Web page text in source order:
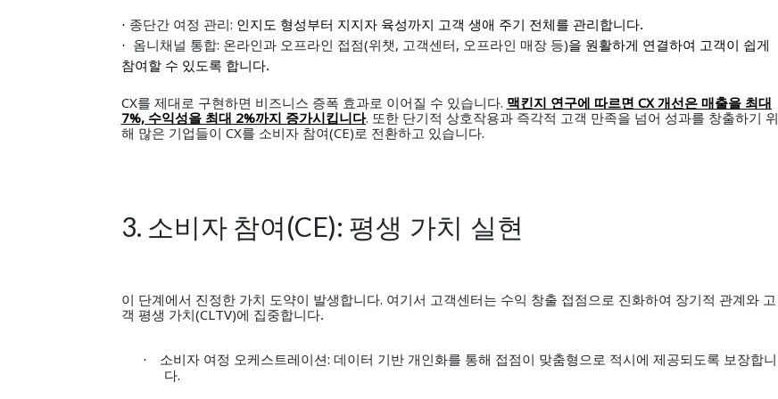
· 종단간 여정 관리: 인지도 형성부터 지지자 육성까지 고객 생애 주기 전체를 관리합니다.
· 옴니채널 통합: 온라인과 오프라인 접점(위챗, 고객센터, 오프라인 매장 등)을 원활하게 연결하여 고객이 쉽게
참여할 수 있도록 합니다.
CX를 제대로 구현하면 비즈니스 증폭 효과로 이어질 수 있습니다. 맥킨지 연구에 따르면 CX 개선은 매출을 최대
7%, 수익성을 최대 2%까지 증가시킵니다. 또한 단기적 상호작용과 즉각적 고객 만족을 넘어 성과를 창출하기 위
해 많은 기업들이 CX를 소비자 참여(CE)로 전환하고 있습니다.
3. 소비자 참여(CE): 평생 가치 실현
이 단계에서 진정한 가치 도약이 발생합니다. 여기서 고객센터는 수익 창출 접점으로 진화하여 장기적 관계와 고
객 평생 가치(CLTV)에 집중합니다.
· 소비자 여정 오케스트레이션: 데이터 기반 개인화를 통해 접점이 맞춤형으로 적시에 제공되도록 보장합니
다.